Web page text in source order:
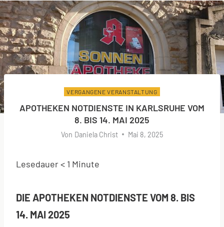
VERGANGENE VERANSTALTUNG
APOTHEKEN NOTDIENSTE IN KARLSRUHE VOM
8. BIS 14. MAI 2025
Von Daniela Christ Mai 8, 2025
Lesedauer< 1 Minute
DIE APOTHEKEN NOTDIENSTE VOM 8. BIS
14. MAI 2025